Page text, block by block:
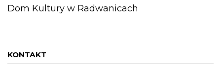
Dom Kultury w Radwanicach
KONTAKT